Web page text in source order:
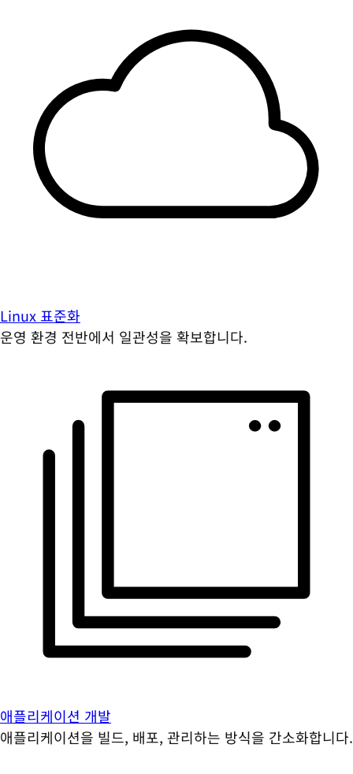
Linux 표준화
운영 환경 전반에서 일관성을 확보합니다.
애플리케이션 개발
애플리케이션을 빌드, 배포, 관리하는 방식을 간소화합니다.